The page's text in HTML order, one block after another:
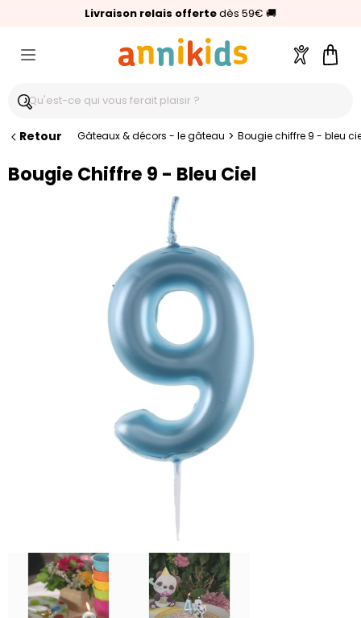
Livraison relais offertedès 59€ 🚚
🥇Palmarès Capital 2025 :Annikids N°1
⭐⭐⭐⭐⭐4,6/5(24 000 avis clients)
Compte
Retour Gâteaux & décors - le gâteau > Bougie chiffre 9 - bleu
Bougie Chiffre 9 - Bleu Ciel